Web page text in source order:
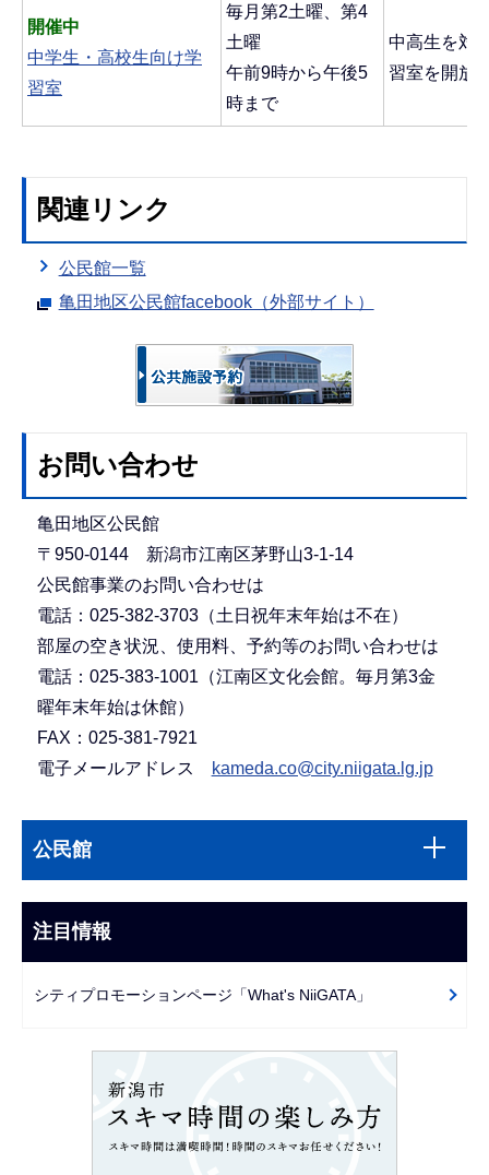
開催中
中学生・高校生向け学
習室
毎月第2土曜、第4
土曜
午前9時から午後5
時まで
中高生を対
習室を開放
関連リンク
公民館一覧
亀田地区公民館facebook（外部サイト）
お問い合わせ
亀田地区公民館
〒950-0144 新潟市江南区茅野山3-1-14
公民館事業のお問い合わせは
電話：025-382-3703（土日祝年末年始は不在）
部屋の空き状況、使用料、予約等のお問い合わせは
電話：025-383-1001（江南区文化会館。毎月第3金
曜年末年始は休館）
FAX：025-381-7921
電子メールアドレス
kameda.co@city.niigata.lg.jp
文
こ
ま
で
サ
ビ
ゲ
ー
公民館
注目情報
シティプロモーションページ「What's NiiGATA」